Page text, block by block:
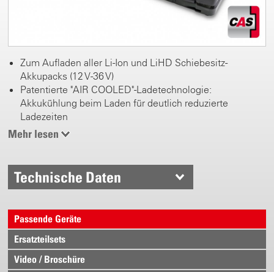
Zum Aufladen aller Li-Ion und LiHD Schiebesitz-
Akkupacks (12 V-36 V)
Patentierte "AIR COOLED"-Ladetechnologie:
Akkukühlung beim Laden für deutlich reduzierte
Ladezeiten
Sehr geringe Stand-by Aufnahmeleistung
Ladezyklen
Zum Aufladen aller Akkupacks der CAS Marken:
Mehr lesen
Technische Daten
Passende Geräte
Ersatzteilsets
Video / Broschüre